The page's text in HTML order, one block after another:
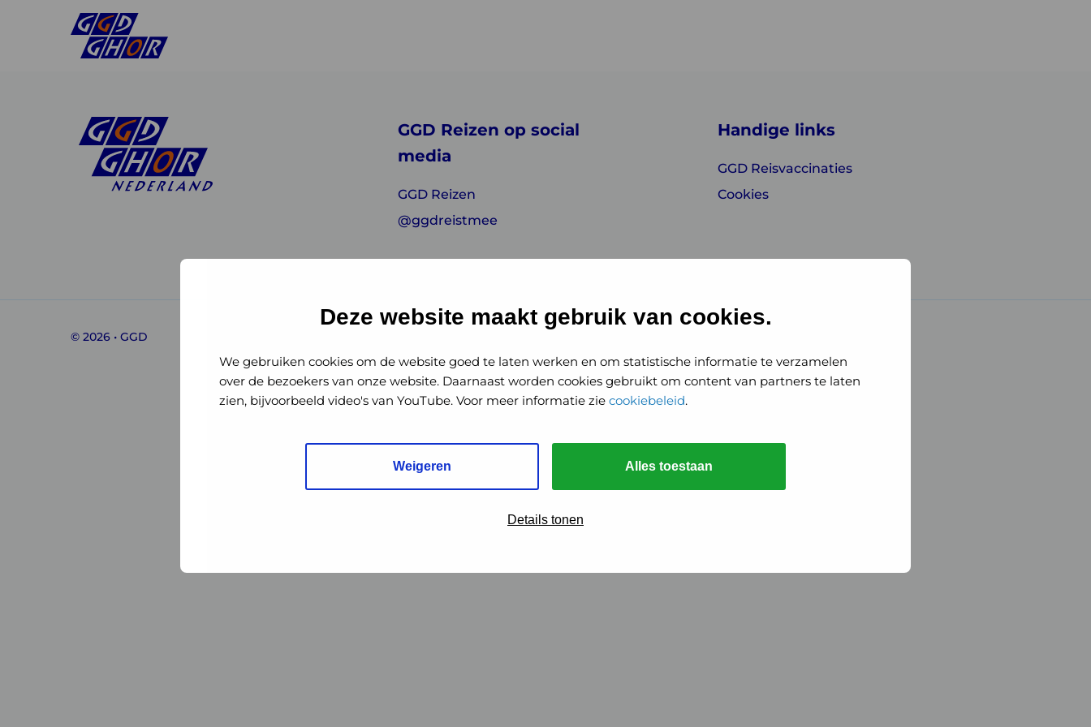
Deze website maakt gebruik van cookies.
We gebruiken cookies om de website goed te laten werken en om statistische informatie te verzamelen
over de bezoekers van onze website. Daarnaast worden cookies gebruikt om content van partners te laten
zien, bijvoorbeeld video's van YouTube. Voor meer informatie zie cookiebeleid.
Weigeren Alles toestaan
Details tonen
GHORGHOR
Nederland
GGD Reizen op social
media
GGD Reizen
@ggdreistmee
Handige links
GGD Reisvaccinaties
Cookies
© 2026 • GGD